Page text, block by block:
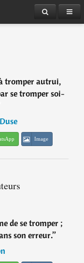
tromper autrui,
se tromper soi-
Image
de se tromper ;
son erreur.”